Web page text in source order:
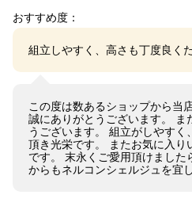
おすすめ度：
組立しやすく、高さも丁度良く
この度は数あるショップから当
誠にありがとうございます。 ま
うございます。 組立がしやすく
頂き光栄です。 またお気に入り
です。 末永くご愛用頂けました
からもネルコンシェルジュを宜